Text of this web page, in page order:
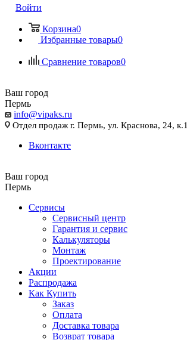
Войти
Корзина0
Избранные товары0
Сравнение товаров0
Ваш город
Пермь
info@vipaks.ru
Отдел продаж г. Пермь, ул. Краснова, 24, к.1
Вконтакте
Ваш город
Пермь
Сервисы
Сервисный центр
Гарантия и сервис
Калькуляторы
Монтаж
Проектирование
Акции
Распродажа
Как Купить
Заказ
Оплата
Доставка товара
Возврат товара